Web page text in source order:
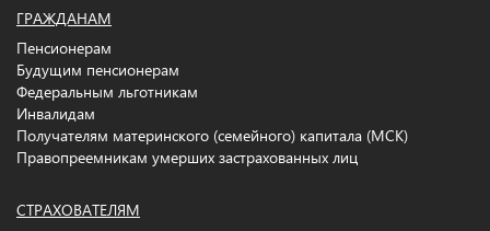
ГРАЖДАНАМ
Пенсионерам
Будущим пенсионерам
Федеральным льготникам
Инвалидам
Получателям материнского (семейного) капитала (МСК)
Правопреемникам умерших застрахованных лиц
СТРАХОВАТЕЛЯМ